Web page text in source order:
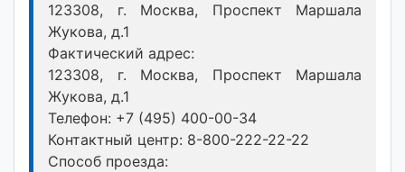
123308, г. Москва, Проспект Маршала
Жукова, д.1
Фактический адрес:
123308, г. Москва, Проспект Маршала
Жукова, д.1
Телефон: +7 (495) 400-00-34
Контактный центр: 8-800-222-22-22
Способ проезда: